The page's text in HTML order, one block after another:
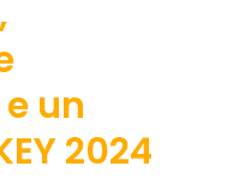
un
2024